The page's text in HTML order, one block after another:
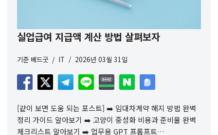
실업급여 지급액 계산 방법 살펴보자
기준 베드굿 IT 2026년 03월 31일
[같이 보면 도움 되는 포스트] ➡️ 임대차계약 해지 방법 완벽
정리 가이드 알아보기 ➡️ 고양이 중성화 비용과 준비물 완벽
체크리스트 알아보기 ➡️ 업무용 GPT 프롬프트…